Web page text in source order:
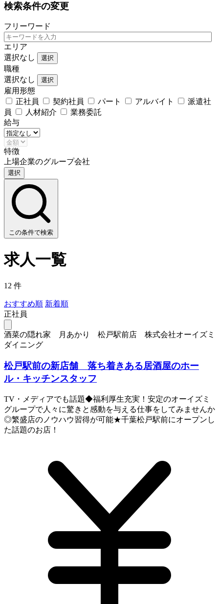
検索条件の変更
フリーワード
エリア
選択なし
選択
職種
選択なし
選択
雇用形態
正社員
契約社員 パート アルバイト
派遣社
員
人材紹介
業務委託
給与
特徴
上場企業のグループ会社
選択
この条件で検索
求人一覧
12 件
おすすめ順 新着順
正社員
酒菜の隠れ家 月あかり 松戸駅前店 株式会社オーイズミ
ダイニング
松戸駅前の新店舗 落ち着きある居酒屋のホー
ル・キッチンスタッフ
TV・メディアでも話題◆福利厚生充実！安定のオーイズミ
グループで人々に驚きと感動を与える仕事をしてみませんか
◎繁盛店のノウハウ習得が可能★千葉松戸駅前にオープンし
た話題のお店！